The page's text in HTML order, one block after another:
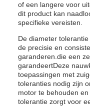
of een langere voor
dit product kan
specifieke vereisten.
De diameter
de precisie en
garanderen.die een
garandeertDeze
toepassingen met
toleranties nodig zijn
motor te behouden
tolerantie zorgt voor